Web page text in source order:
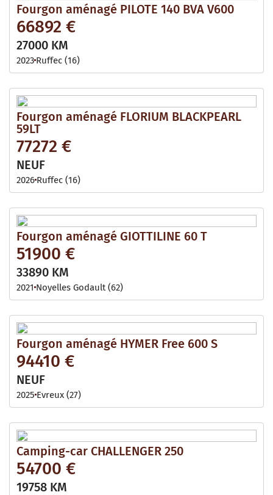
Fourgon aménagé PILOTE 140 BVA V600
66892 €
27000 KM
2023 Ruffec (16)
Fourgon aménagé FLORIUM BLACKPEARL
59LT
77272 €
NEUF
2026 Ruffec (16)
Fourgon aménagé GIOTTILINE 60 T
51900 €
33890 KM
2021 Noyelles Godault (62)
Fourgon aménagé HYMER Free 600 S
94410 €
NEUF
2025 Evreux (27)
Camping-car CHALLENGER 250
54700 €
19758 KM